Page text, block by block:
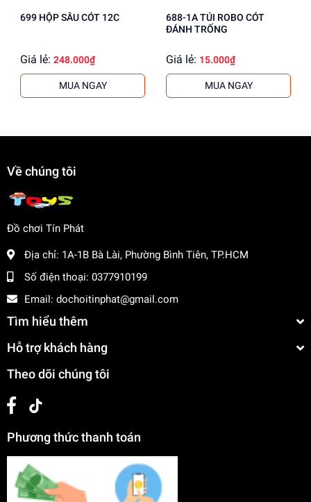
699 HỘP SÂU CÓT 12C
Giá lẻ: 248.000₫
MUA NGAY
688-1A TÚI ROBO CÓT
ĐÁNH TRỐNG
Giá lẻ: 15.000₫
MUA NGAY
Về chúng tôi
Đồ chơi Tín Phát
Địa chỉ: 1A-1B Bà Lài, Phường Bình Tiên, TP.HCM
Số điện thoại: 0377910199
Email: dochoitinphat@gmail.com
Tìm hiểu thêm
Hỗ trợ khách hàng
Theo dõi chúng tôi
Phương thức thanh toán